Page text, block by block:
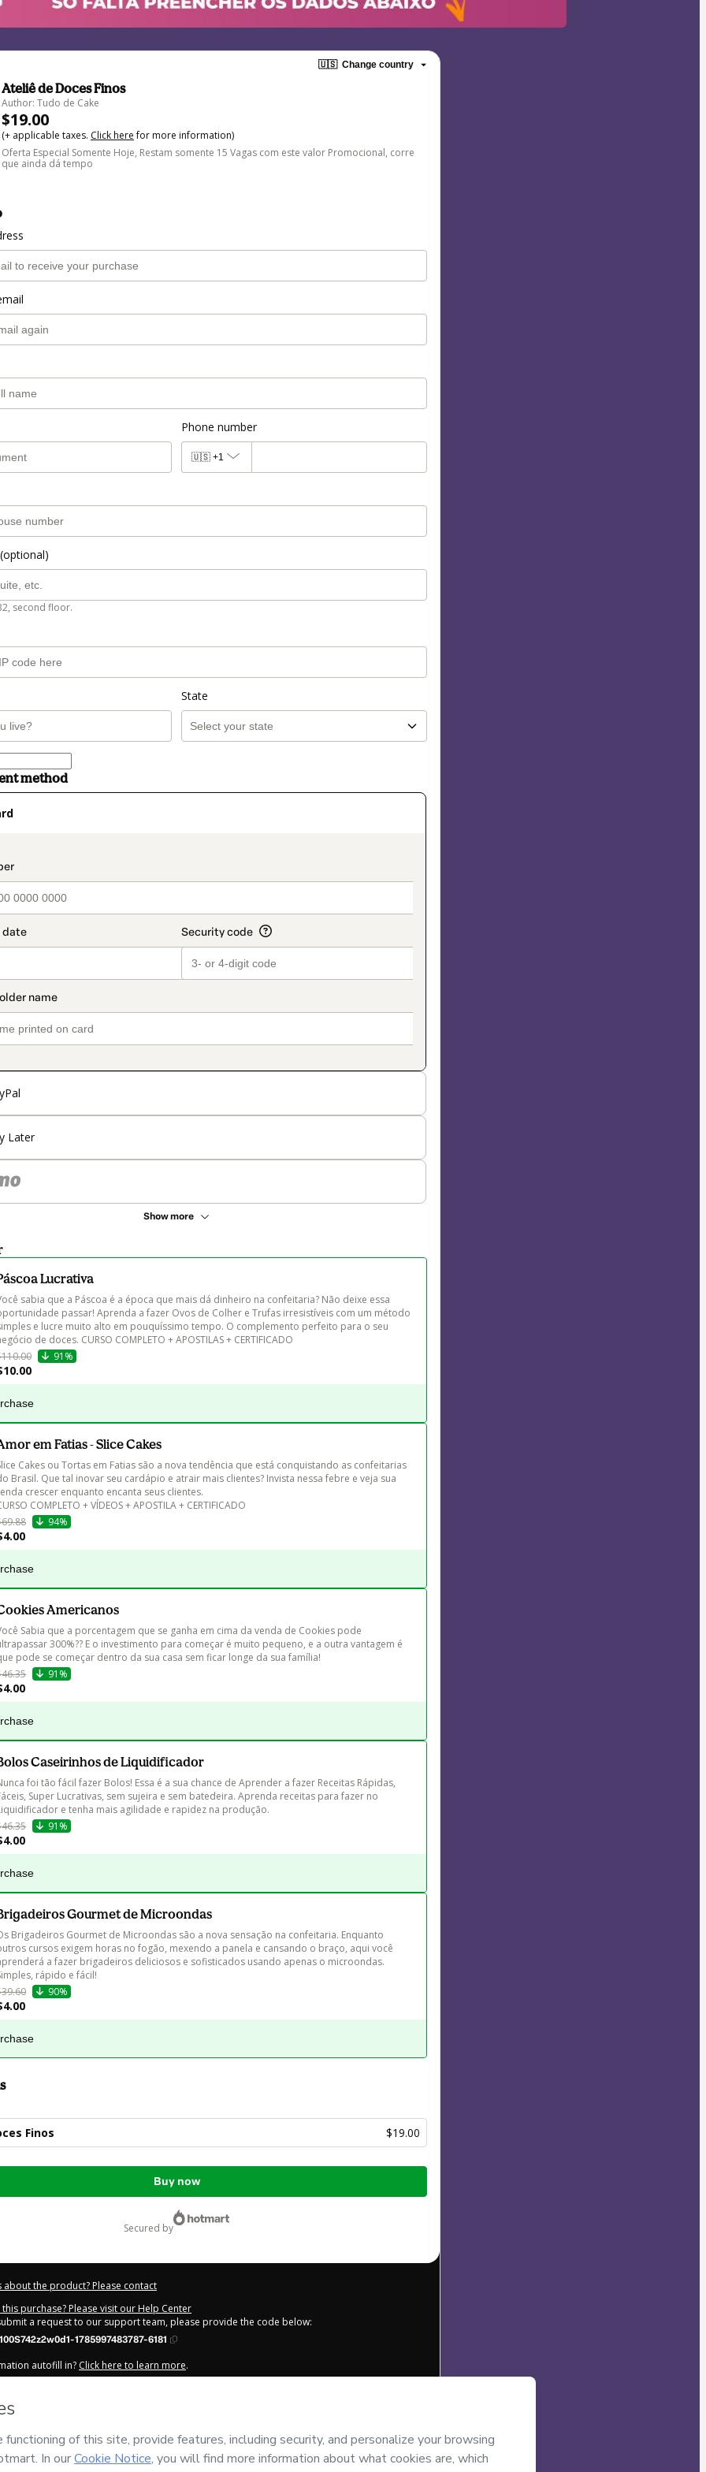
🇺🇸 Change country
Ateliê de Doces Finos
Author: Tudo de Cake
$19.00
(+ applicable taxes. Click herefor more information)
Oferta Especial Somente Hoje, Restam somente 15 Vagas com este valor Promocional, corre
que ainda dá tempo
Phone number
🇺🇸 +1
second floor.
State
method
Later
Show more
Lucrativa
sabia que a Páscoa é a época que mais dá dinheiro na confeitaria? Não deixe essa
passar! Aprenda a fazer Ovos de Colher e Trufas irresistíveis com um método
e lucre muito alto em pouquíssimo tempo. O complemento perfeito para o seu
de doces. CURSO COMPLETO + APOSTILAS + CERTIFICADO
91%
em Fatias - Slice Cakes
Cakes ou Tortas em Fatias são a nova tendência que está conquistando as confeitarias
Brasil. Que tal inovar seu cardápio e atrair mais clientes? Invista nessa febre e veja sua
crescer enquanto encanta seus clientes.
COMPLETO + VÍDEOS + APOSTILA + CERTIFICADO
94%
Americanos
Sabia que a porcentagem que se ganha em cima da venda de Cookies pode
300%?? E o investimento para começar é muito pequeno, e a outra vantagem é
pode se começar dentro da sua casa sem ficar longe da sua família!
91%
Caseirinhos de Liquidificador
foi tão fácil fazer Bolos! Essa é a sua chance de Aprender a fazer Receitas Rápidas,
Super Lucrativas, sem sujeira e sem batedeira. Aprenda receitas para fazer no
e tenha mais agilidade e rapidez na produção.
91%
Gourmet de Microondas
Brigadeiros Gourmet de Microondas são a nova sensação na confeitaria. Enquanto
cursos exigem horas no fogão, mexendo a panela e cansando o braço, aqui você
a fazer brigadeiros deliciosos e sofisticados usando apenas o microondas.
rápido e fácil!
90%
Finos $19.00
Buy now
secured by
about the product? Please contact
purchase? Please visit our Help Center
a request to our support team, please provide the code below:
1785997483787-6181
autofill in? Click here to learn more.
no responsibility for the content and/or control over it; (ii) agree to Hotmart’s
your purchase
here